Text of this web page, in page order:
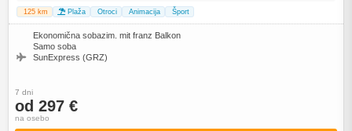
125 km Plaža Otroci Animacija Šport
Ekonomična sobazim. mit franz Balkon
Samo soba
SunExpress (GRZ)
7 dni
od 297 €
na osebo